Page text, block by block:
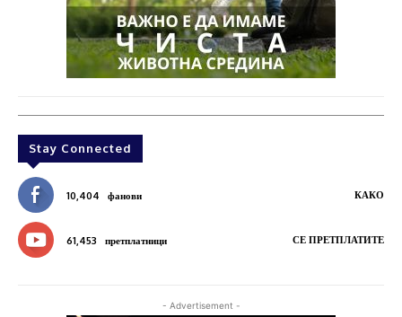
Stay Connected
10,404 фанови КАКО
61,453 претплатници СЕ ПРЕТПЛАТИТЕ
- Advertisement -